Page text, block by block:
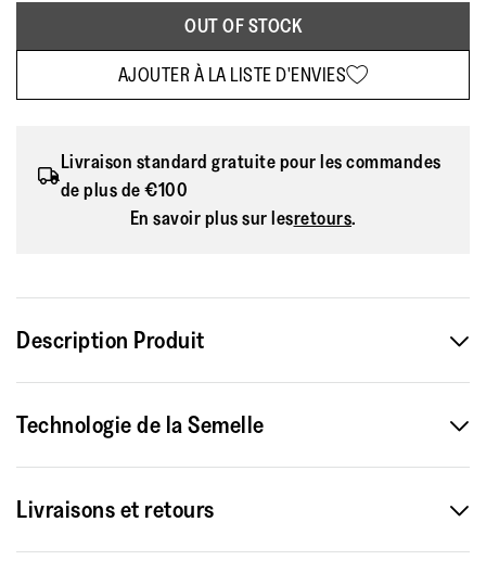
OUT OF STOCK
AJOUTER À LA LISTE D'ENVIES
Livraison standard gratuite pour les commandes
de plus de €100
En savoir plus sur lesretours.
Description Produit
de piscine à l'allure sportive et décontractée sont tout
pied, elles sont dotées de la même technologie de semelle
Technologie de la Semelle
Livraisons et retours